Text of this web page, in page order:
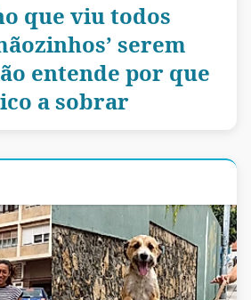
que viu todos
serem
entende por que
a sobrar